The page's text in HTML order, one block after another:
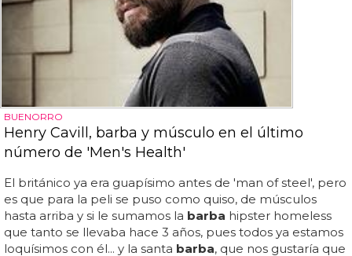
BUENORRO
Henry Cavill, barba y músculo en el último
número de 'Men's Health'
El británico ya era guapísimo antes de 'man of steel', pero
es que para la peli se puso como quiso, de músculos
hasta arriba y si le sumamos la barba hipster homeless
que tanto se llevaba hace 3 años, pues todos ya estamos
loquísimos con él... y la santa barba, que nos gustaría que